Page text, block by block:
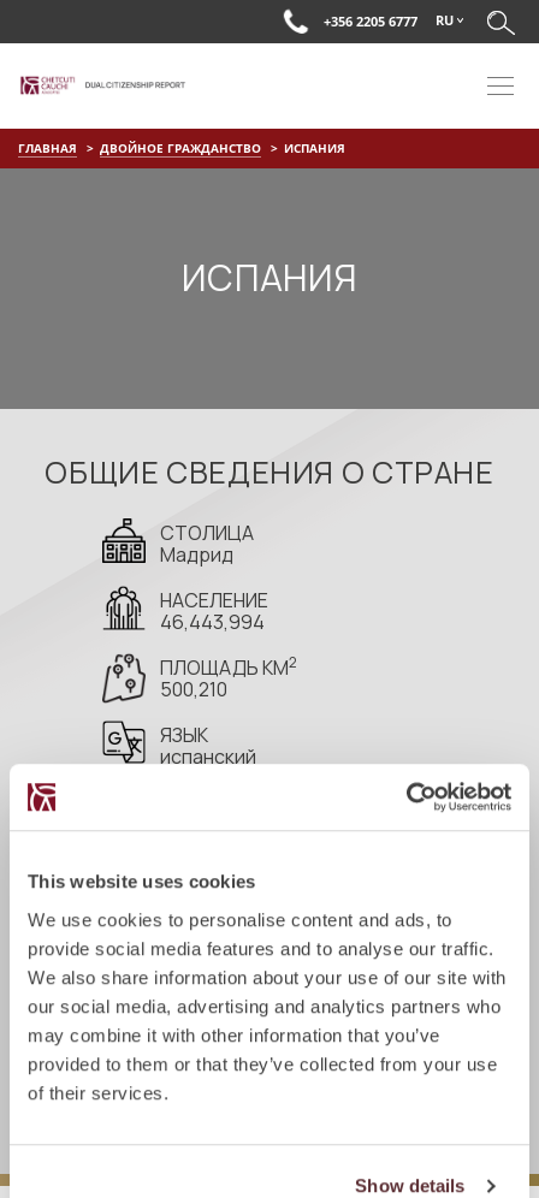
This website uses cookies
We use cookies to personalise content and ads, to
provide social media features and to analyse our traffic.
We also share information about your use of our site with
our social media, advertising and analytics partners who
may combine it with other information that you’ve
provided to them or that they’ve collected from your use
of their services.
Show details
+356 2205 6777 RU
ГЛАВНАЯ ДВОЙНОЕ ГРАЖДАНСТВО ИСПАНИЯ
ИСПАНИЯ
ОБЩИЕ СВЕДЕНИЯ О СТРАНЕ
СТОЛИЦА
Мадрид
НАСЕЛЕНИЕ
46,443,994
ПЛОЩАДЬ КМ2
500,210
ЯЗЫК
испанский
34
ВАЛЮТА
евро (EUR)
СТРАН БЕЗВИЗОВОГО ВЪЕЗДА
175
ВВП (ППС) $
34,727
ЧАСОВОЙ ПОЯС
UTC +1:00